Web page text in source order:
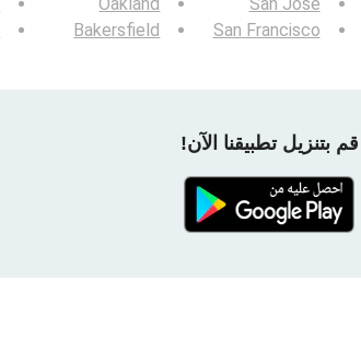
San Francisco
Bakersfield